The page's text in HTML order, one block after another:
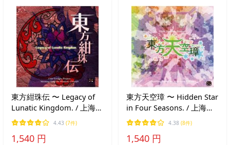
東方紺珠伝 〜 Legacy of
Lunatic Kingdom. / 上海ア
リス幻樂団
4.43 (7件)
1,540 円
東方天空璋 〜 Hidden Star
in Four Seasons. / 上海ア
リス幻樂団
4.38 (8件)
1,540 円